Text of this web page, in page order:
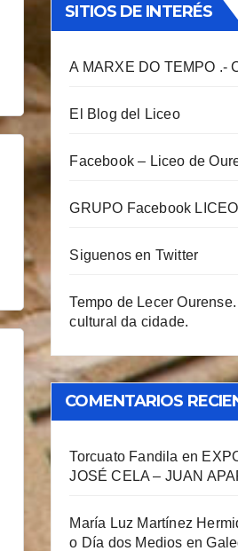
SITIOS DE INTERÉS
A MARXE DO TEMPO .-
El Blog del Liceo
Facebook – Liceo de
GRUPO Facebook
Siguenos en Twitter
Tempo de Lecer
cultural da cidade.
COMENTARIOS
Torcuato Fandila en
JOSÉ CELA – JUAN
María Luz Martínez
o Día dos Medios en